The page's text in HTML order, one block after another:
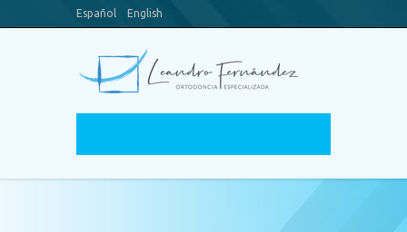
Español English